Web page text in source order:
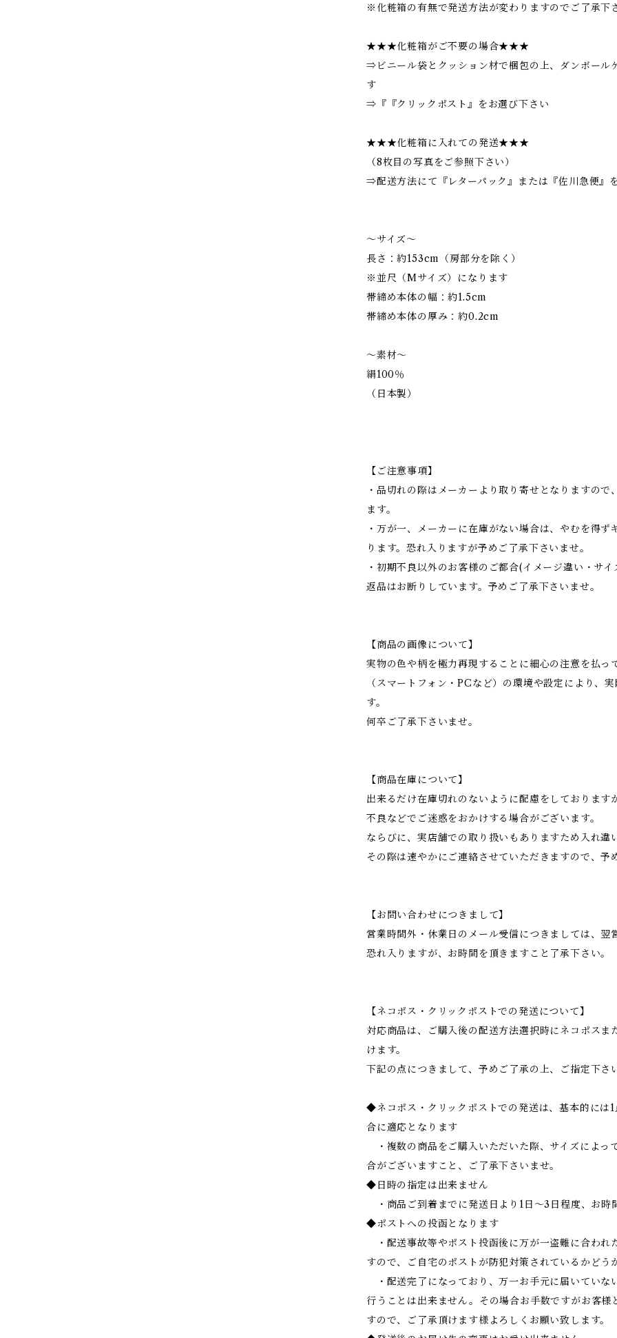
※化粧箱の有無で発送方法が変わりますのでご了承下
★★★化粧箱がご不要の場合★★★
⇒ビニール袋とクッション材で梱包の上、ダンボール
す
⇒『『クリックポスト』をお選び下さい
★★★化粧箱に入れての発送★★★
（8枚目の写真をご参照下さい）
⇒配送方法にて『レターパック』または『佐川急便』
～サイズ～
長さ：約153cm（房部分を除く）
※並尺（Mサイズ）になります
帯締め本体の幅：約1.5cm
帯締め本体の厚み：約0.2cm
～素材～
絹100％
（日本製）
【ご注意事項】
・品切れの際はメーカーより取り寄せとなりますので
ます。
・万が一、メーカーに在庫がない場合は、やむを得
ります。恐れ入りますが予めご了承下さいませ。
・初期不良以外のお客様のご都合(イメージ違い・サ
返品はお断りしています。予めご了承下さいませ。
【商品の画像について】
実物の色や柄を極力再現することに細心の注意を払っ
（スマートフォン・PCなど）の環境や設定により、
す。
何卒ご了承下さいませ。
【商品在庫について】
出来るだけ在庫切れのないように配慮をしております
不良などでご迷惑をおかけする場合がございます。
ならびに、実店舗での取り扱いもありますため入れ違
その際は速やかにご連絡させていただきますので、予
【お問い合わせにつきまして】
営業時間外・休業日のメール受信につきましては、翌
恐れ入りますが、お時間を頂きますこと了承下さい。
【ネコポス・クリックポストでの発送について】
対応商品は、ご購入後の配送方法選択時にネコポスま
けます。
下記の点につきまして、予めご了承の上、ご指定下さ
◆ネコポス・クリックポストでの発送は、基本的には
合に適応となります
・複数の商品をご購入いただいた際、サイズによっ
合がございますこと、ご了承下さいませ。
◆日時の指定は出来ません
・商品ご到着までに発送日より1日～3日程度、お時
◆ポストへの投函となります
・配送事故等やポスト投函後に万が一盗難に合われ
すので、ご自宅のポストが防犯対策されているかどう
・配送完了になっており、万一お手元に届いていな
行うことは出来ません。その場合お手数ですがお客様
すので、ご了承頂けます様よろしくお願い致します。